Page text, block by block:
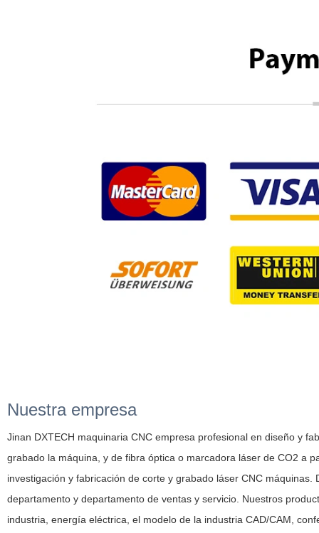
Nuestra empresa
Jinan DXTECH maquinaria CNC empresa profesional en diseño y
grabado la máquina, y de fibra óptica o marcadora láser de CO2 a
investigación y fabricación de corte y grabado láser CNC
departamento y departamento de ventas y servicio. Nuestros
industria, energía eléctrica, el modelo de la industria CAD/CAM,